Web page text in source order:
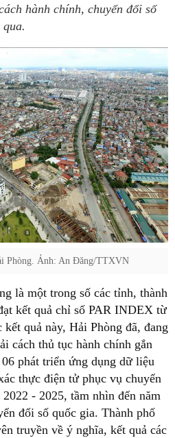
hành chính, chuyển đổi số
Phòng. Ảnh: An Đăng/TTXVN
là một trong số các tỉnh, thành
kết quả chỉ số PAR INDEX từ
quả này, Hải Phòng đã, đang
cách thủ tục hành chính gắn
phát triển ứng dụng dữ liệu
thực điện tử phục vụ chuyển
- 2025, tầm nhìn đến năm
đổi số quốc gia. Thành phố
truyền về ý nghĩa, kết quả các